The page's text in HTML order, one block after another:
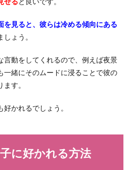
を見ると、彼らは冷める傾向にある
ょう。
言動をしてくれるので、例えば夜景
一緒にそのムードに浸ることで彼の
す。
かれるでしょう。
に好かれる方法